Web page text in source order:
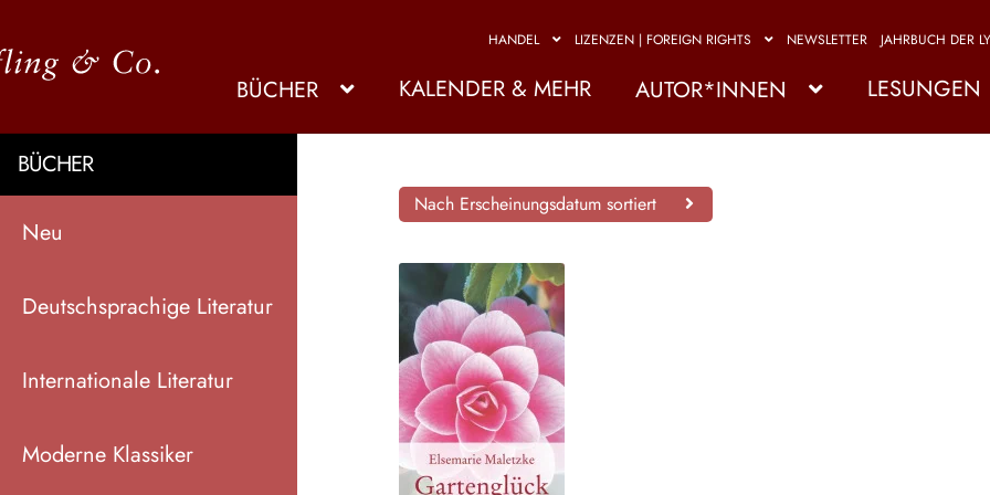
HANDEL LIZENZEN | FOREIGN RIGHTS NEWSLETTER JAHRBUCH DER
BÜCHER KALENDER & MEHR AUTOR*INNEN LESUNGEN
BÜCHER
Neu
Deutschsprachige Literatur
Internationale Literatur
Moderne Klassiker
Nach Erscheinungsdatum sortiert